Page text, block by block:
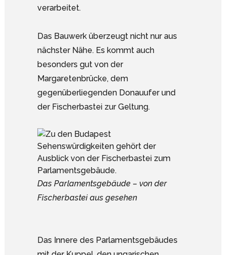
verarbeitet.
Das Bauwerk überzeugt nicht nur aus
nächster Nähe. Es kommt auch
besonders gut von der
Margaretenbrücke, dem
gegenüberliegenden Donauufer und
der Fischerbastei zur Geltung.
Das Parlamentsgebäude – von der
Fischerbastei aus gesehen
Das Innere des Parlamentsgebäudes